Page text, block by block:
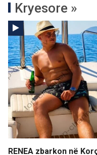
Kryesore »
RENEA zbarkon në